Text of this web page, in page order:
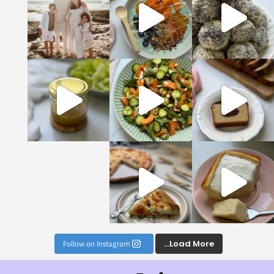
והמזינים שתכ
לויניגרט הכי מושלם וטעים שתכינו, הוא יעב
הכי טעימים וקלים
Load More...
Follow on Instagram